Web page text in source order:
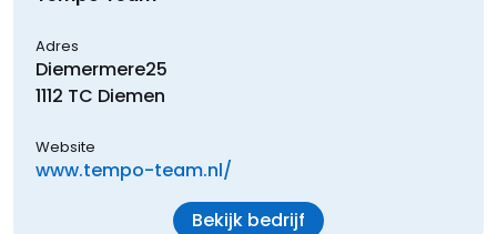
Adres
Diemermere25
1112 TC Diemen
Website
www.tempo-team.nl/
Bekijk bedrijf